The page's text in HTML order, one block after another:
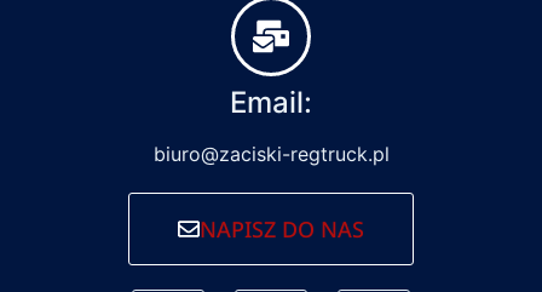
Email:
biuro@zaciski-regtruck.pl
NAPISZ DO NAS